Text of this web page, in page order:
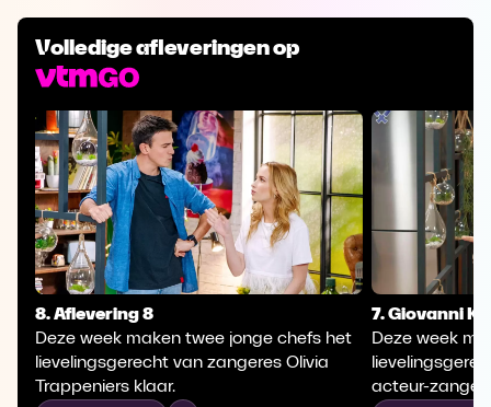
Volledige afleveringen op
8. Aflevering 8
Deze week maken twee jonge chefs het
lievelingsgerecht van zangeres Olivia
Trappeniers klaar.
7. Giovanni
Deze week
acteur-zanger